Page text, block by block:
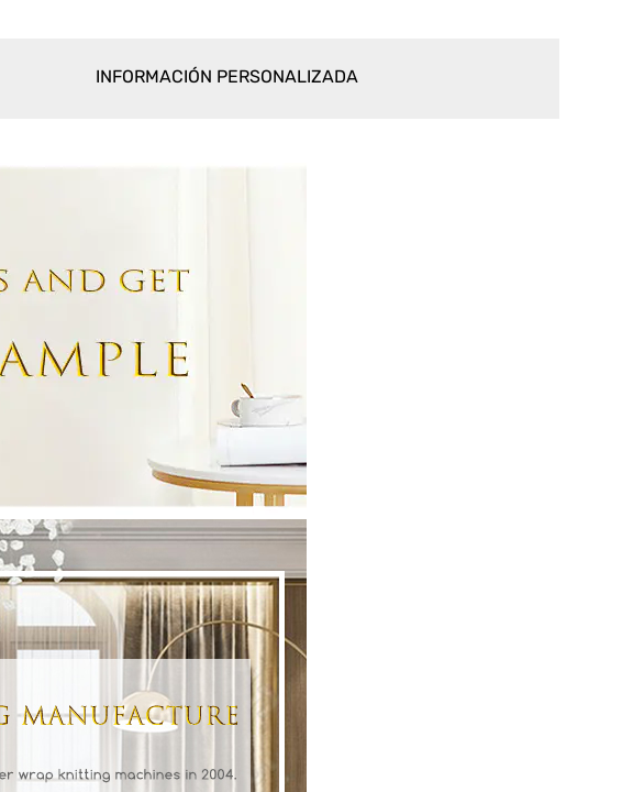
INFORMACIÓN PERSONALIZADA